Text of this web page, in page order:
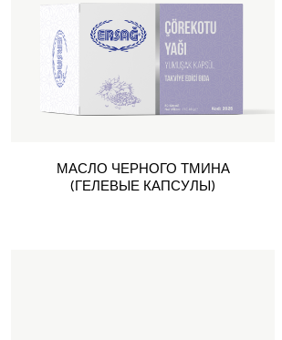
МАСЛО ЧЕРНОГО ТМИНА
(ГЕЛЕВЫЕ КАПСУЛЫ)